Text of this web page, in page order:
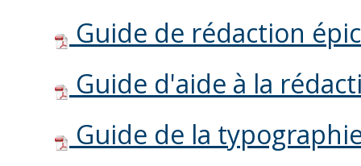
Guide de rédaction
Guide d'aide à la
Guide de la